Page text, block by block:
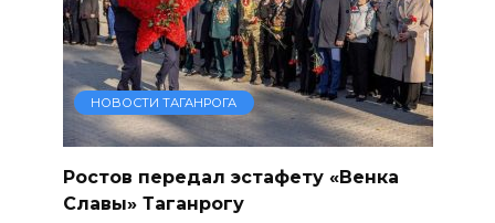
НОВОСТИ ТАГАНРОГА
Ростов передал эстафету «Венка
Славы» Таганрогу